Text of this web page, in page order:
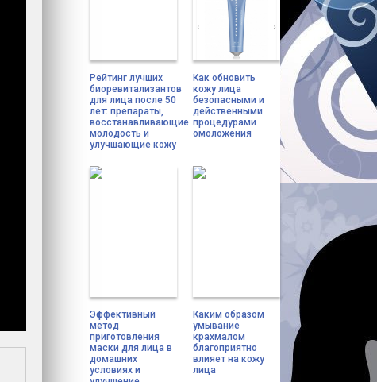
Рейтинг лучших
биоревитализантов
для лица после 50
лет: препараты,
восстанавливающие
молодость и
улучшающие кожу
Как обновить
кожу лица
безопасными и
действенными
процедурами
омоложения
Эффективный
метод
приготовления
маски для лица в
домашних
условиях и
Каким образом
умывание
крахмалом
благоприятно
влияет на кожу
лица